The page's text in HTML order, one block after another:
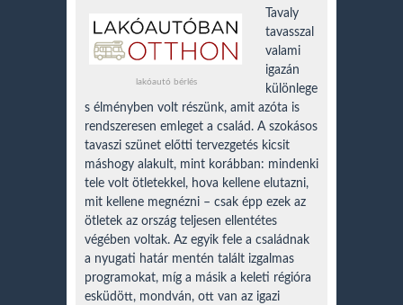
lakóautó bérlés
Tavaly
tavasszal
valami
igazán
különlege
s élményben volt részünk, amit azóta is
rendszeresen emleget a család. A szokásos
tavaszi szünet előtti tervezgetés kicsit
máshogy alakult, mint korábban: mindenki
tele volt ötletekkel, hova kellene elutazni,
mit kellene megnézni – csak épp ezek az
ötletek az ország teljesen ellentétes
végében voltak. Az egyik fele a családnak
a nyugati határ mentén talált izgalmas
programokat, míg a másik a keleti régióra
esküdött, mondván, ott van az igazi